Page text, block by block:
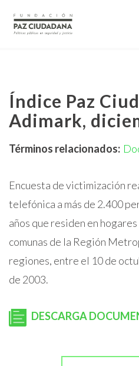
Índice Paz
Adimark,
Términos relacionados:
Encuesta de victimización
telefónica a más de 2.400
años que residen en
comunas de la Región
regiones, entre el 10 de
de 2003.
DESCARGA